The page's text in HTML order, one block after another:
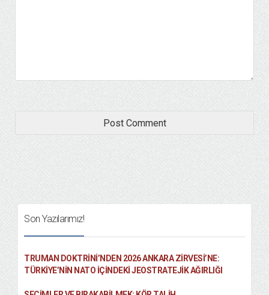
Son Yazılarımız!
TRUMAN DOKTRINI’NDEN 2026 ANKARA ZIRVESI’NE:
TÜRKIYE’NIN NATO İÇINDEKI JEOSTRATEJIK AĞIRLIĞI